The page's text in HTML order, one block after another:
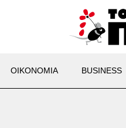
ΟΙΚΟΝΟΜΙΑ BUSINESS